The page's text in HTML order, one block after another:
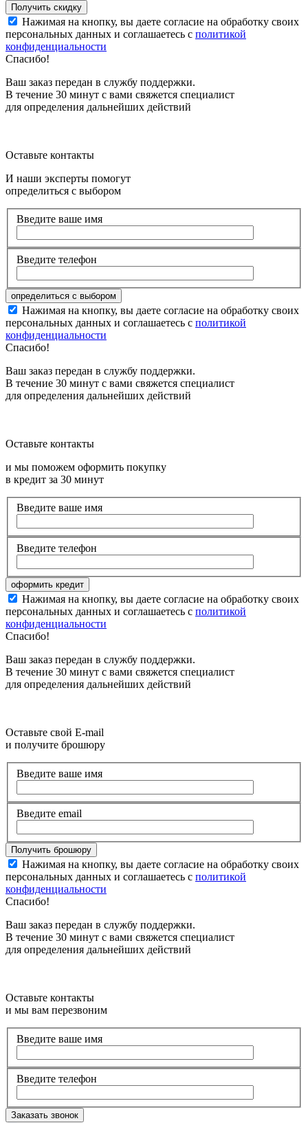
Нажимая на кнопку, вы даете согласие на обработку своих
персональных данных и соглашаетесь с политикой
конфиденциальности
Спасибо!
Ваш заказ передан в службу поддержки.
В течение 30 минут с вами свяжется специалист
для определения дальнейших действий
Оставьте контакты
И наши эксперты помогут
определиться с выбором
Введите ваше имя
Введите телефон
Нажимая на кнопку, вы даете согласие на обработку своих
персональных данных и соглашаетесь с политикой
конфиденциальности
Спасибо!
Ваш заказ передан в службу поддержки.
В течение 30 минут с вами свяжется специалист
для определения дальнейших действий
Оставьте контакты
и мы поможем оформить покупку
в кредит за 30 минут
Введите ваше имя
Введите телефон
Нажимая на кнопку, вы даете согласие на обработку своих
персональных данных и соглашаетесь с политикой
конфиденциальности
Спасибо!
Ваш заказ передан в службу поддержки.
В течение 30 минут с вами свяжется специалист
для определения дальнейших действий
Оставьте свой E-mail
и получите брошюру
Введите ваше имя
Введите email
Нажимая на кнопку, вы даете согласие на обработку своих
персональных данных и соглашаетесь с политикой
конфиденциальности
Спасибо!
Ваш заказ передан в службу поддержки.
В течение 30 минут с вами свяжется специалист
для определения дальнейших действий
Оставьте контакты
и мы вам перезвоним
Введите ваше имя
Введите телефон